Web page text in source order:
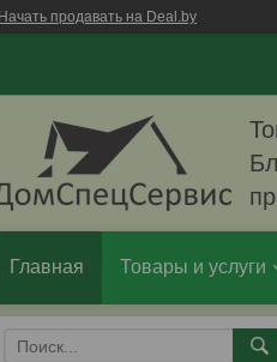
Начать продавать на Deal.by
Главная Товары и услуги